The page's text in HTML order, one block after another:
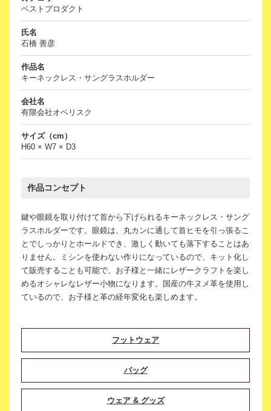
ベストプロダクト
氏名
石橋 善彦
作品名
キーネックレス・サングラスホルダー
会社名
有限会社オベリスク
サイズ（cm）
H60 × W7 × D3
作品コンセプト
鍵や眼鏡を取り付けて首から下げられるキーネックレス・サング
ラスホルダーです。眼鏡は、丸カンに通して首ヒモを引っ張るこ
とでしっかりとホールドでき、激しく動いても落下することはあ
りません。ミシンを使わない作りになっているので、キット化し
て販売することも可能で、お子様と一緒にレザークラフトを楽し
めるオシャレなレザー小物になります。国産の牛ヌメ革を使用し
ているので、お子様と革の経年変化も楽しめます。
フットウェア
バッグ
ウェア & グッズ